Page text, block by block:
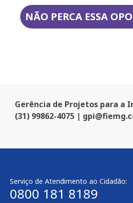
NÃO PERCA ESSA
Gerência de Projetos para a
(31) 99862-4075 |
Serviço de Atendimento ao Cidadão:
0800 181 8189